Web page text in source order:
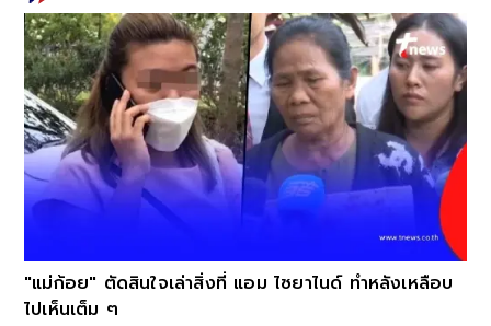
"แม่ก้อย" ตัดสินใจเล่าสิ่งที่ แอม ไซยาไนด์ ทำหลังเหลือบ
ไปเห็นเต็ม ๆ